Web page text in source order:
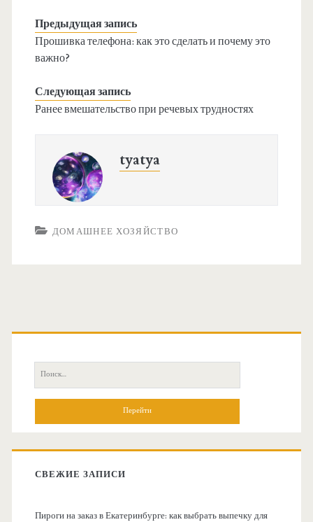
Предыдущая запись
Прошивка телефона: как это сделать и почему это
важно?
Следующая запись
Ранее вмешательство при речевых трудностях
tyatya
ДОМАШНЕЕ ХОЗЯЙСТВО
О
П
о
:
СВЕЖИЕ ЗАПИСИ
Пироги на заказ в Екатеринбурге: как выбрать выпечку для